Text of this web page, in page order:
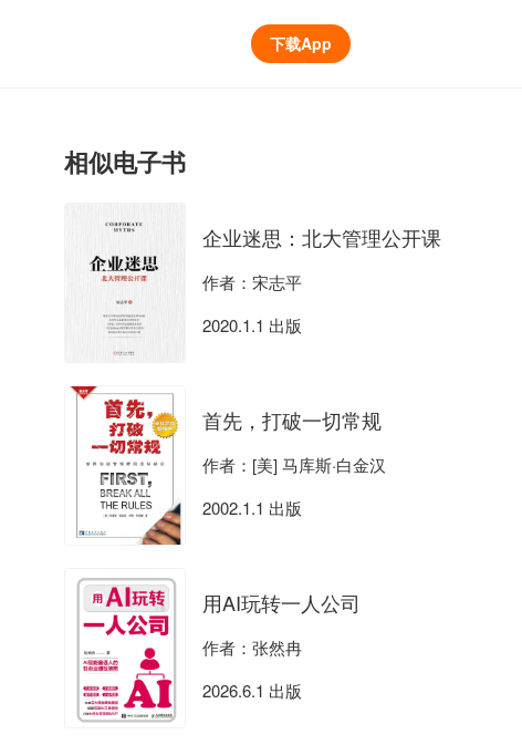
下载App
相似电子书
企业迷思：北大管理公开课
作者：宋志平
2020.1.1 出版
首先，打破一切常规
作者：[美] 马库斯·白金汉
2002.1.1 出版
用AI玩转一人公司
作者：张然冉
2026.6.1 出版